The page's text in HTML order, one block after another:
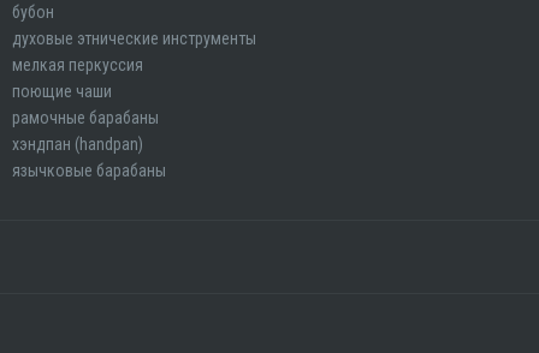
бубон
духовые этнические инструменты
мелкая перкуссия
поющие чаши
рамочные барабаны
хэндпан (handpan)
язычковые барабаны